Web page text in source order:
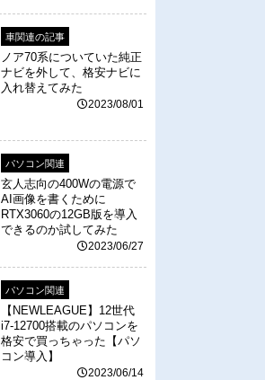
車関連の記事
ノア70系についていた純正
ナビを外して、格安ナビに
入れ替えてみた
2023/08/01
パソコン関連
玄人志向の400Wの電源で
AI画像を書くために
RTX3060の12GB版を導入
できるのか試してみた
2023/06/27
パソコン関連
【NEWLEAGUE】12世代
i7-12700搭載のパソコンを
格安で買っちゃった【パソ
コン導入】
2023/06/14